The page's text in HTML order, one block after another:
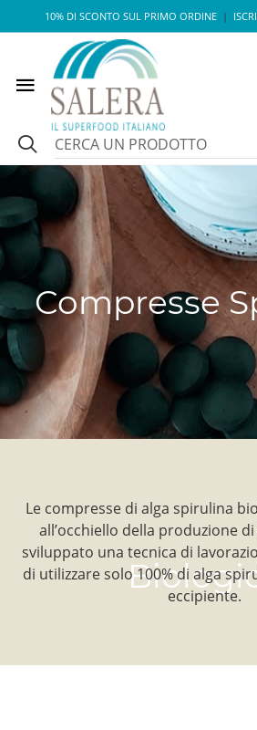
10% DI SCONTO SUL PRIMO ORDINE|
Compresse
Le compresse di alga spirulina
all’occhiello della produzione
sviluppato una tecnica di
di utilizzare solo 100% di alga
eccipiente.